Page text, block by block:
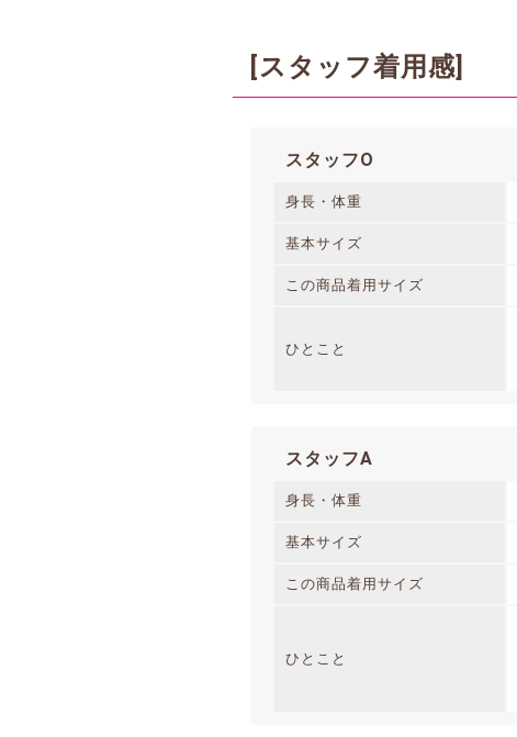
[スタッフ着用感]
スタッフO
身長・体重
基本サイズ
この商品着用サイズ
ひとこと
スタッフA
身長・体重
基本サイズ
この商品着用サイズ
ひとこと